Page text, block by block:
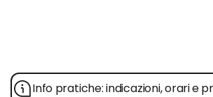
Info pratiche: indicazioni, orari e